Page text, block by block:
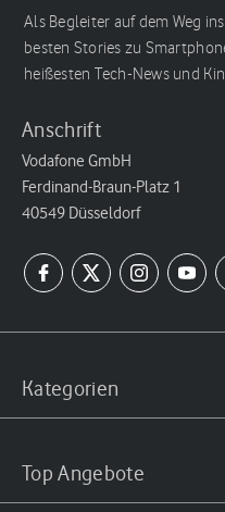
Als Begleiter auf dem Weg
besten Stories zu
heißesten Tech-News und
Anschrift
Vodafone GmbH
Ferdinand-Braun-Platz 1
40549 Düsseldorf
Kategorien
Top Angebote